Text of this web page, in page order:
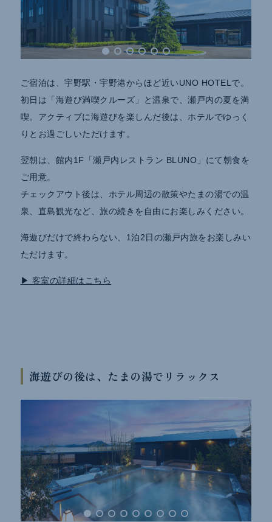
ご宿泊は、宇野駅・宇野港からほど近いUNO HOTELで。
初日は「海遊び満喫クルーズ」と温泉で、瀬戸内の夏を満
喫。アクティブに海遊びを楽しんだ後は、ホテルでゆっく
りとお過ごしいただけます。
翌朝は、館内1F「瀬戸内レストラン BLUNO」にて朝食を
ご用意。
チェックアウト後は、ホテル周辺の散策やたまの湯での温
泉、直島観光など、旅の続きを自由にお楽しみください。
海遊びだけで終わらない、1泊2日の瀬戸内旅をお楽しみい
ただけます。
▶ 客室の詳細はこちら
海遊びの後は、たまの湯でリラックス